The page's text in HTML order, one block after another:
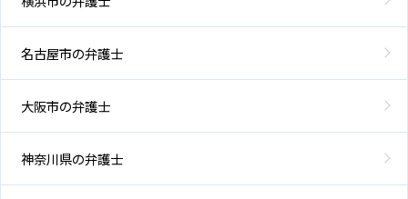
名古屋市の弁護士
大阪市の弁護士
神奈川県の弁護士